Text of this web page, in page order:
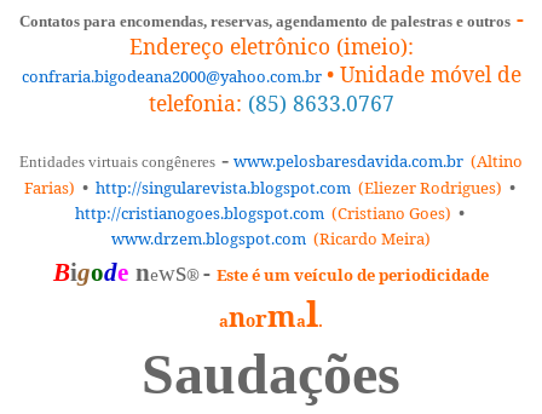
Contatos para encomendas, reservas, agendamento de palestras e outros-
Endereço eletrônico (imeio):
confraria.bigodeana2000@yahoo.com.br • Unidade móvel de
telefonia: (85) 8633.0767
Entidades virtuais congêneres - www.pelosbaresdavida.com.br (Altino
Farias) • http://singularevista.blogspot.com (Eliezer Rodrigues) •
http://cristianogoes.blogspot.com (Cristiano Goes) •
www.drzem.blogspot.com (Ricardo Meira)
Bigode news®- Este é um veículo de periodicidade
anormal.
Saudações